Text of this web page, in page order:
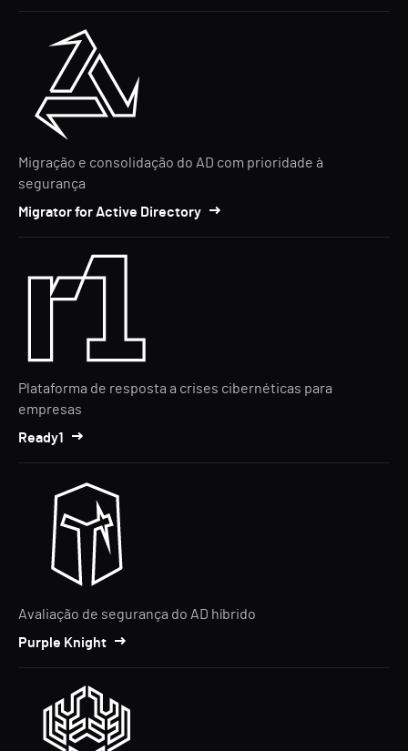
Migração e consolidação do AD com prioridade à
segurança
Migrator for Active Directory
Plataforma de resposta a crises cibernéticas para
empresas
Ready1
Avaliação de segurança do AD híbrido
Purple Knight